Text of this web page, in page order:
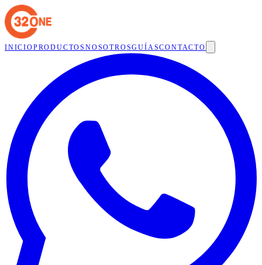
INICIOPRODUCTOSNOSOTROSGUÍASCONTACTO